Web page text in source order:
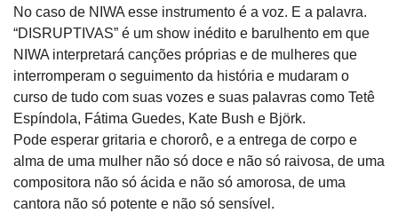
No caso de NIWA esse instrumento é a voz. E a palavra.
“DISRUPTIVAS” é um show inédito e barulhento em que
NIWA interpretará canções próprias e de mulheres que
interromperam o seguimento da história e mudaram o
curso de tudo com suas vozes e suas palavras como Tetê
Espíndola, Fátima Guedes, Kate Bush e Björk.
Pode esperar gritaria e chororô, e a entrega de corpo e
alma de uma mulher não só doce e não só raivosa, de uma
compositora não só ácida e não só amorosa, de uma
cantora não só potente e não só sensível.